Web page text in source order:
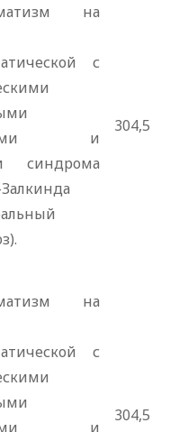
на
с
и
синдрома
304,5
на
с
и
304,5